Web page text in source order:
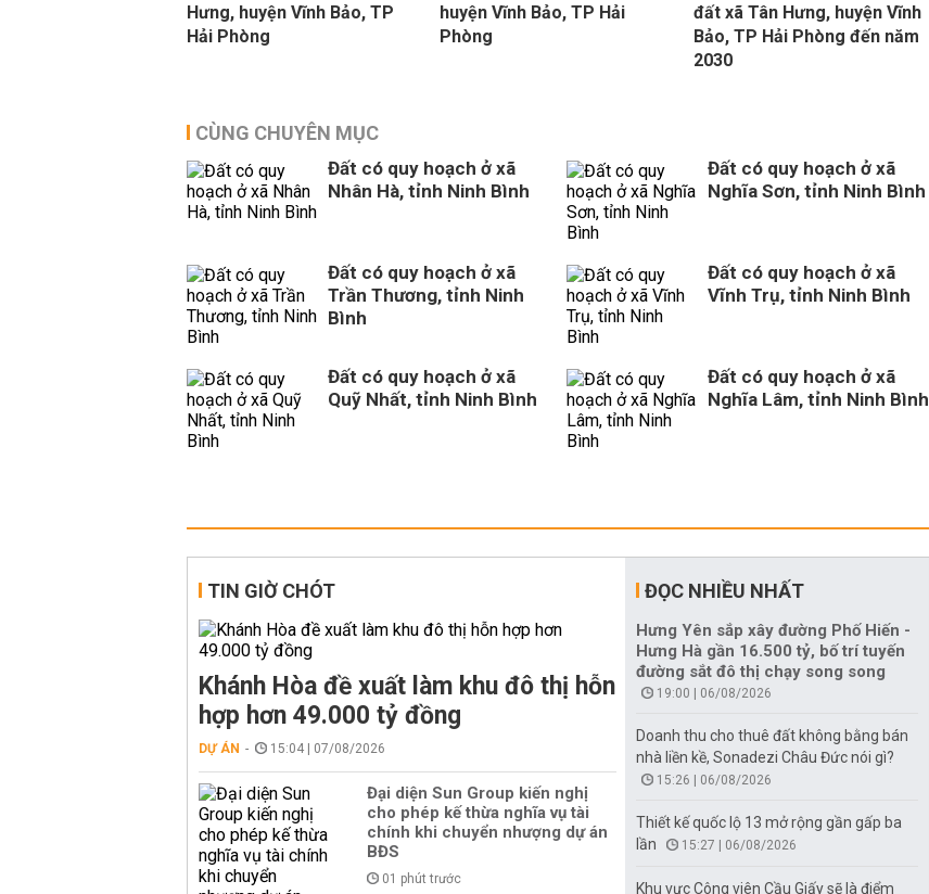
Hưng, huyện Vĩnh Bảo, TP
Hải Phòng
huyện Vĩnh Bảo, TP Hải
Phòng
đất xã Tân Hưng, huyện Vĩnh
Bảo, TP Hải Phòng đến năm
2030
CÙNG CHUYÊN MỤC
Đất có quy hoạch ở xã
Nhân Hà, tỉnh Ninh Bình
Đất có quy hoạch ở xã
Nghĩa Sơn, tỉnh Ninh Bình
Đất có quy hoạch ở xã
Trần Thương, tỉnh Ninh
Bình
Đất có quy hoạch ở xã
Vĩnh Trụ, tỉnh Ninh Bình
Đất có quy hoạch ở xã
Quỹ Nhất, tỉnh Ninh Bình
Đất có quy hoạch ở xã
Nghĩa Lâm, tỉnh Ninh Bình
TIN GIỜ CHÓT
Khánh Hòa đề xuất làm khu đô thị hỗn
hợp hơn 49.000 tỷ đồng
DỰ ÁN 15:04 | 07/08/2026
Đại diện Sun Group kiến nghị
cho phép kế thừa nghĩa vụ tài
chính khi chuyển nhượng dự án
BĐS
01 phút trước
ĐỌC NHIỀU NHẤT
Hưng Yên sắp xây đường Phố Hiến -
Hưng Hà gần 16.500 tỷ, bố trí tuyến
đường sắt đô thị chạy song song
19:00 | 06/08/2026
Doanh thu cho thuê đất không bằng bán
nhà liền kề, Sonadezi Châu Đức nói gì?
15:26 | 06/08/2026
Thiết kế quốc lộ 13 mở rộng gần gấp ba
lần
15:27 | 06/08/2026
Khu vực Công viên Cầu Giấy sẽ là điểm